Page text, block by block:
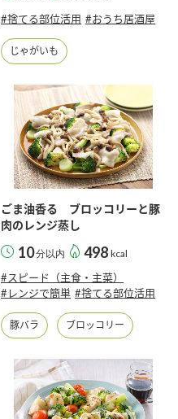
#捨てる部位活用 #おうち居酒屋
じゃがいも
ごま油香る ブロッコリーと豚
肉のレンジ蒸し
10分以内 498 kcal
#スピード（主食・主菜）
#レンジで簡単 #捨てる部位活用
豚バラ ブロッコリー